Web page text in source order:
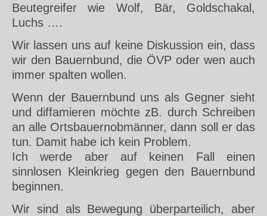
Beutegreifer wie Wolf, Bär, Goldschakal,
Luchs ….
Wir lassen uns auf keine Diskussion ein, dass
wir den Bauernbund, die ÖVP oder wen auch
immer spalten wollen.
Wenn der Bauernbund uns als Gegner sieht
und diffamieren möchte zB. durch Schreiben
an alle Ortsbauernobmänner, dann soll er das
tun. Damit habe ich kein Problem.
Ich werde aber auf keinen Fall einen
sinnlosen Kleinkrieg gegen den Bauernbund
beginnen.
Wir sind als Bewegung überparteilich, aber